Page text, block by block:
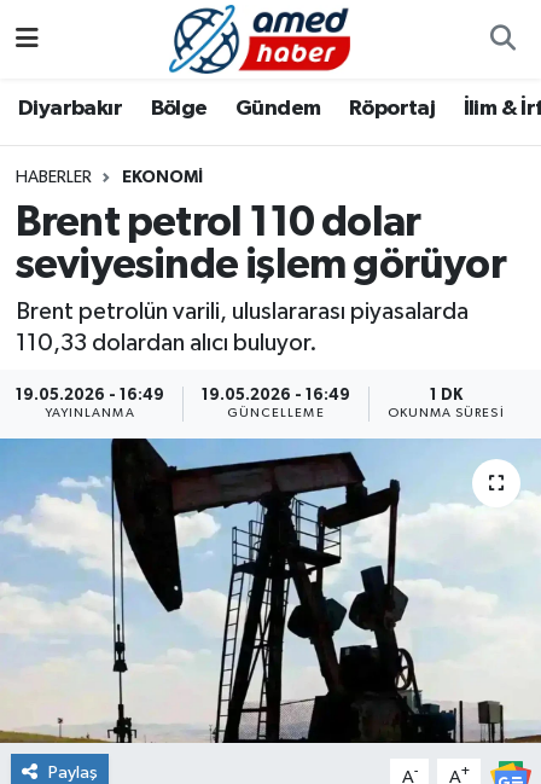
Diyarbakır Bölge Gündem Röportaj İlim &
HABERLER EKONOMI
Brent petrol 110 dolar
seviyesinde işlem görüyor
Brent petrolün varili, uluslararası piyasalarda
110,33 dolardan alıcı buluyor.
19.05.2026 - 16:49
YAYINLANMA
19.05.2026 - 16:49
GÜNCELLEME
1 DK
OKUNMA SÜRESI
Paylaş A- A+
Bölge
Röportaj
Foto Galeri
Yazarlar
Aile
Asayiş
Bilim & Teknoloji
Bölge
Dünya
Eğitim
Ekonomi
Genel
Güncel
Gündem
İlim & İrfan
Diyarbakır Hava Durumu
Diyarbakır Namaz Vakitleri
Diyarbakır Trafik Yoğunluk Haritası
Süper Lig Puan Durumu ve Fikstür
Tüm Manşetler
Son Dakika Haberleri
Haber Arşivi